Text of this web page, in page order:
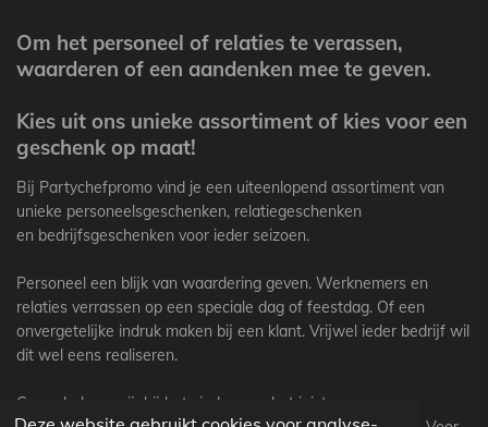
Om het personeel of relaties te verassen,
waarderen of een aandenken mee te geven.
Kies uit ons unieke assortiment of kies voor een
geschenk op maat!
Bij Partychefpromo vind je een uiteenlopend assortiment van
unieke personeelsgeschenken, relatiegeschenken
en bedrijfsgeschenken voor ieder seizoen.
Personeel een blijk van waardering geven. Werknemers en
relaties verrassen op een speciale dag of feestdag. Of een
onvergetelijke indruk maken bij een klant. Vrijwel ieder bedrijf wil
dit wel eens realiseren.
Graag helpen wij bij het vinden van het juiste